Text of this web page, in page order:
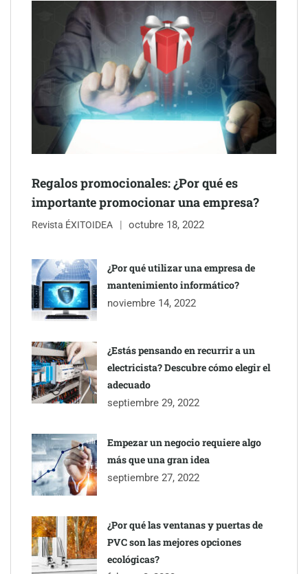
Esenzzia da la bienvenida a agosto con descuentos del 15% en
todo su catálogo de perfumes de equivalencia
Toro Tapas inaugura su Raw Bar: una experiencia desde
mediodía hasta el anochecer con cocina abierta
legales para propietarios e inquilinos en Cataluña
La luz roja, el nuevo aftersun, actúa en la recuperación de la piel
después del sol
Regalos promocionales: ¿Por qué es
importante promocionar una empresa?
Revista ÉXITOIDEA octubre 18, 2022
¿Por qué utilizar una empresa de
mantenimiento informático?
noviembre 14, 2022
¿Estás pensando en recurrir a un
electricista? Descubre cómo elegir el
adecuado
septiembre 29, 2022
Empezar un negocio requiere algo
más que una gran idea
septiembre 27, 2022
¿Por qué las ventanas y puertas de
PVC son las mejores opciones
ecológicas?